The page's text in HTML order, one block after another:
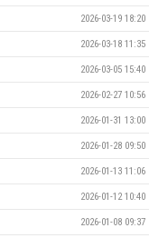
2026-03-19 18:20
2026-03-18 11:35
2026-03-05 15:40
2026-02-27 10:56
2026-01-31 13:00
2026-01-28 09:50
2026-01-13 11:06
2026-01-12 10:40
2026-01-08 09:37